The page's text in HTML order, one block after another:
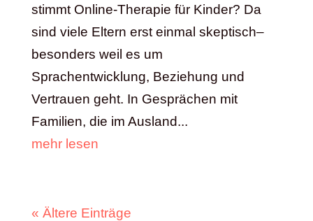
stimmt Online-Therapie für Kinder? Da
sind viele Eltern erst einmal skeptisch–
besonders weil es um
Sprachentwicklung, Beziehung und
Vertrauen geht. In Gesprächen mit
Familien, die im Ausland...
mehr lesen
« Ältere Einträge